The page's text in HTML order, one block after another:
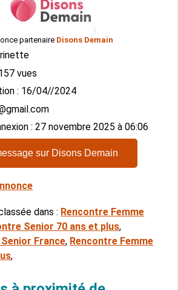
partenaire Disons Demain
vues
: 16/04//2024
: 27 novembre 2025 à 06:06
sur Disons Demain
dans : Rencontre Femme
Senior 70 ans et plus,
France, Rencontre Femme
,